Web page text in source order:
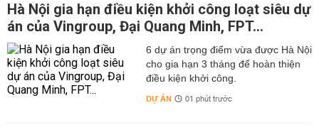
Hà Nội gia hạn điều kiện khởi công loạt siêu dự
án của Vingroup, Đại Quang Minh, FPT...
6 dự án trọng điểm vừa được Hà Nội
cho gia hạn 3 tháng để hoàn thiện
điều kiện khởi công.
DỰ ÁN 01 phút trước